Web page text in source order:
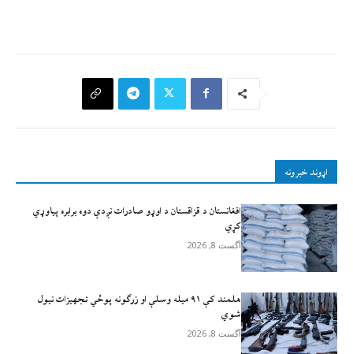
اړوند خبرونه
افغانستان د قزاقستان د اوړو صادرات نږدې دوه برابره پیاوړي
کړي
آگست 8, 2026
هلمند کې ۹۱ میله وسلې او زرګونه پوځي تجهیزات نیول
شوي
آگست 8, 2026